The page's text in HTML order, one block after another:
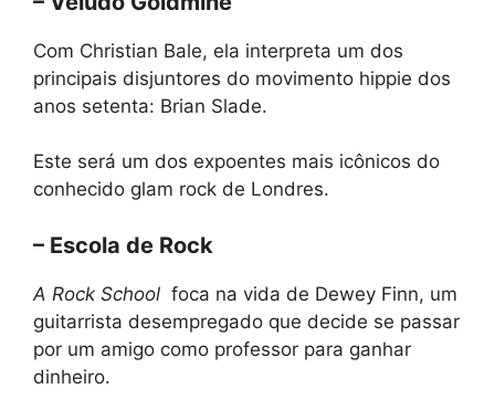
Com Christian Bale, ela interpreta um dos
principais disjuntores do movimento hippie dos
anos setenta: Brian Slade.
Este será um dos expoentes mais icônicos do
conhecido glam rock de Londres.
– Escola de Rock
A Rock School foca na vida de Dewey Finn, um
guitarrista desempregado que decide se passar
por um amigo como professor para ganhar
dinheiro.